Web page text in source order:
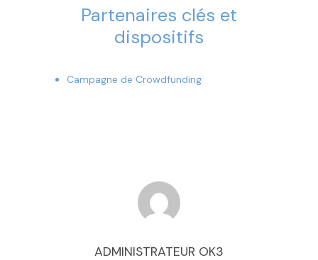
Partenaires clés et
dispositifs
Campagne de Crowdfunding
ADMINISTRATEUR OK3